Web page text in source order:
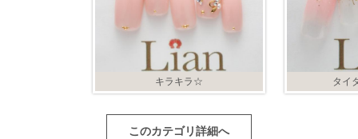
キラキラ☆ タイ
このカテゴリ詳細へ